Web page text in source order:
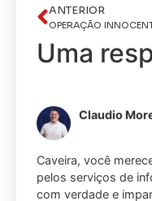
ANTERIOR
Uma
Claudio
Caveira, você
pelos serviços de
com verdade e